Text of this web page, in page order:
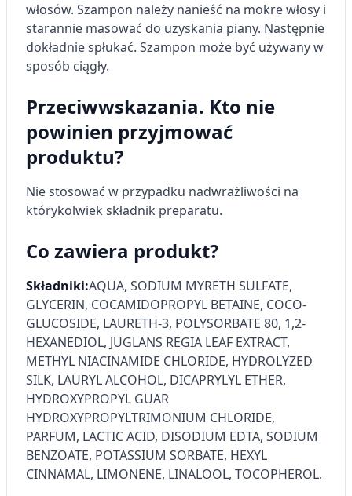
włosów. Szampon należy nanieść na mokre włosy i
starannie masować do uzyskania piany. Następnie
dokładnie spłukać. Szampon może być używany w
sposób ciągły.
Przeciwwskazania. Kto nie
powinien przyjmować
produktu?
Nie stosować w przypadku nadwrażliwości na
którykolwiek składnik preparatu.
Co zawiera produkt?
Składniki:AQUA, SODIUM MYRETH SULFATE,
GLYCERIN, COCAMIDOPROPYL BETAINE, COCO-
GLUCOSIDE, LAURETH-3, POLYSORBATE 80, 1,2-
HEXANEDIOL, JUGLANS REGIA LEAF EXTRACT,
METHYL NIACINAMIDE CHLORIDE, HYDROLYZED
SILK, LAURYL ALCOHOL, DICAPRYLYL ETHER,
HYDROXYPROPYL GUAR
HYDROXYPROPYLTRIMONIUM CHLORIDE,
PARFUM, LACTIC ACID, DISODIUM EDTA, SODIUM
BENZOATE, POTASSIUM SORBATE, HEXYL
CINNAMAL, LIMONENE, LINALOOL, TOCOPHEROL.
Pomiar efektywności reklam
Pomiar efektywności treści
Rozumienie odbiorców dzięki statystyce lub
Rozwój i ulepszanie usług
Wykorzystywanie ograniczonych danych do
wyboru treści
Funkcje specjalne IAB:
Użycie dokładnych danych
Identyfikowanie urządzeń na podstawie
aktywnie żądanych informacji
Cele przetwarzania inne niż IAB:
Niezbędne
Wydajność (Performance)
Reklama / śledzenie